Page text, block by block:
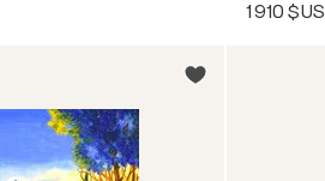
1 910 $US